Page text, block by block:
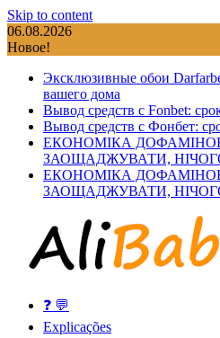
Skip to content
06.08.2026
Новое!
Эксклюзивные обои
вашего дома
Вывод средств с Fonbet:
Вывод средств с Фонбет:
ЕКОНОМІКА
ЗАОЩАДЖУВАТИ,
ЕКОНОМІКА
ЗАОЩАДЖУВАТИ,
❓ 💬
Explicações